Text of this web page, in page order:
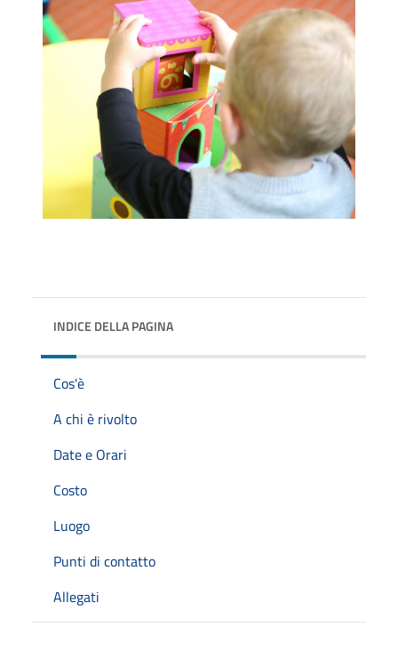
INDICE DELLA PAGINA
Cos'è
A chi è rivolto
Date e Orari
Costo
Luogo
Punti di contatto
Allegati